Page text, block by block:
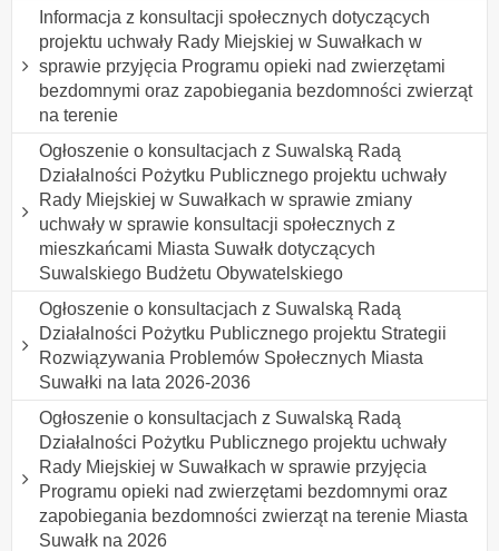
Informacja z konsultacji społecznych dotyczących
projektu uchwały Rady Miejskiej w Suwałkach w
sprawie przyjęcia Programu opieki nad zwierzętami
bezdomnymi oraz zapobiegania bezdomności zwierząt
na terenie
Ogłoszenie o konsultacjach z Suwalską Radą
Działalności Pożytku Publicznego projektu uchwały
Rady Miejskiej w Suwałkach w sprawie zmiany
uchwały w sprawie konsultacji społecznych z
mieszkańcami Miasta Suwałk dotyczących
Suwalskiego Budżetu Obywatelskiego
Ogłoszenie o konsultacjach z Suwalską Radą
Działalności Pożytku Publicznego projektu Strategii
Rozwiązywania Problemów Społecznych Miasta
Suwałki na lata 2026-2036
Ogłoszenie o konsultacjach z Suwalską Radą
Działalności Pożytku Publicznego projektu uchwały
Rady Miejskiej w Suwałkach w sprawie przyjęcia
Programu opieki nad zwierzętami bezdomnymi oraz
zapobiegania bezdomności zwierząt na terenie Miasta
Suwałk na 2026